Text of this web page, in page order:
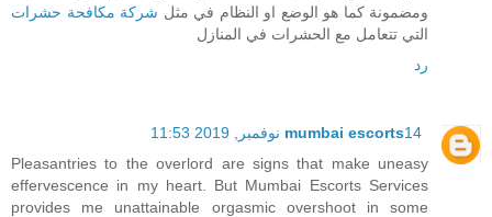
ومضمونة كما هو الوضع او النظام في مثل شركة مكافحة حشرات
التي تتعامل مع الحشرات في المنازل
رد
mumbai escorts14 نوفمبر, 2019 11:53
Pleasantries to the overlord are signs that make uneasy
effervescence in my heart. But Mumbai Escorts Services
provides me unattainable orgasmic overshoot in some